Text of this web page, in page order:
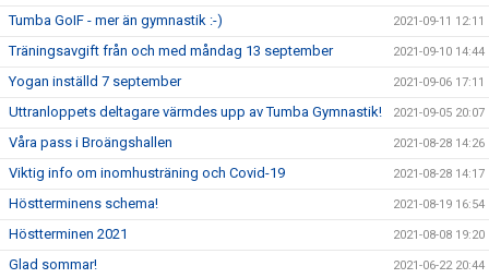
Tumba GoIF - mer än gymnastik :-) 2021-09-11 12:11
Träningsavgift från och med måndag 13 september 2021-09-10 14:44
Yogan inställd 7 september 2021-09-06 17:11
Uttranloppets deltagare värmdes upp av Tumba Gymnastik! 2021-09-05 20:07
Våra pass i Broängshallen 2021-08-28 14:26
Viktig info om inomhusträning och Covid-19 2021-08-28 14:17
Höstterminens schema! 2021-08-19 16:54
Höstterminen 2021 2021-08-08 19:20
Glad sommar! 2021-06-22 20:44